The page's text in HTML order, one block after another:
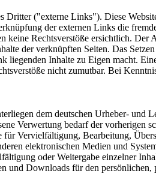
Dritter ("externe Links"). Diese
der externen Links die
keine Rechtsverstöße ersichtlich. Der
der verknüpften Seiten. Das
liegenden Inhalte zu Eigen macht.
nicht zumutbar. Bei
dem deutschen Urheber- und
Verwertung bedarf der vorherigen
Vervielfältigung, Bearbeitung,
elektronischen Medien und
oder Weitergabe einzelner
und Downloads für den persönlichen,